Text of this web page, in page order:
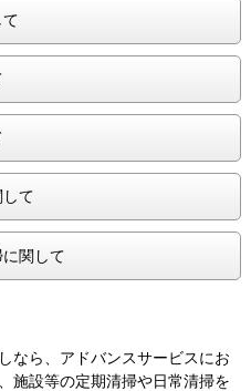
て
関して
なら、アドバンスサービスにお
施設等の定期清掃や日常清掃を